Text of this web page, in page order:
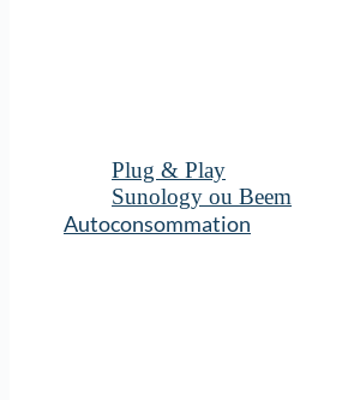
Plug & Play
Sunology ou Beem
Autoconsommation